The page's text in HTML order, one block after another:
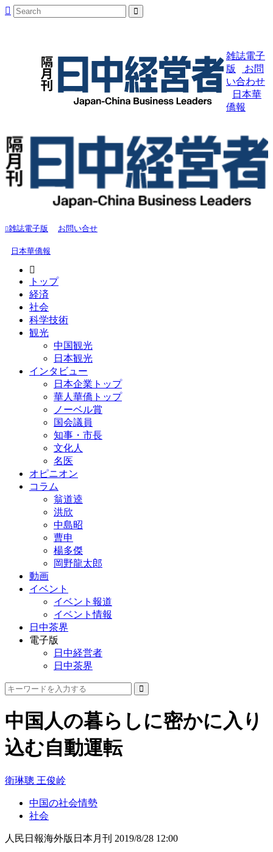
雑誌電子
版
お問
い合わせ
日本華
僑報
雑誌電子版 お問い合せ
日本華僑報
トップ
経済
社会
科学技術
観光
中国観光
日本観光
インタビュー
日本企業トップ
華人華僑トップ
ノーベル賞
国会議員
知事・市長
文化人
名医
オピニオン
コラム
翁道逵
洪欣
中島昭
曹申
楊多傑
岡野龍太郎
動画
イベント
イベント報道
イベント情報
日中茶界
電子版
日中経営者
日中茶界
中国人の暮らしに密かに入り
込む自動運転
衛琳聰 王俊岭
中国の社会情勢
社会
人民日報海外版日本月刊 2019/8/28 12:00